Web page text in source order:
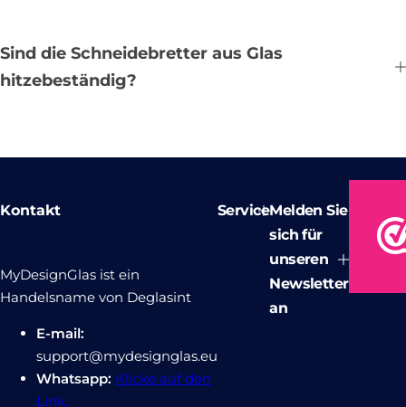
Sind die Schneidebretter aus Glas
hitzebeständig?
Kontakt
MyDesignGlas ist ein
Handelsname von Deglasint
E-mail:
support@mydesignglas.eu
Whatsapp: Klicke auf den
Link.
ServiceMelden Sie
sich für
unseren
Newsletter
an